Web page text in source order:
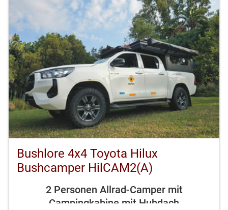
Bushlore 4x4 Toyota Hilux
Bushcamper HilCAM2(A)
2 Personen Allrad-Camper mit
Campingkabine mit Hubdach